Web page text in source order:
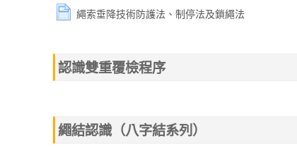
繩索垂降技術防護法、制停法及鎖繩法
認識雙重覆檢程序
繩結認識（八字結系列）